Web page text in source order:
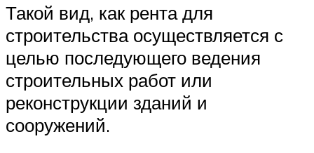
Такой вид, как рента для
строительства осуществляется с
целью последующего ведения
строительных работ или
реконструкции зданий и
сооружений.